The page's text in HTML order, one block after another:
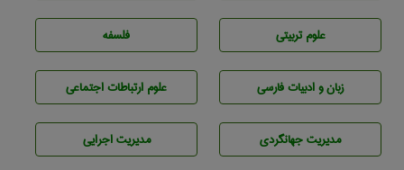
علوم تربيتی فلسفه
زبان و ادبيات فارسی علوم ارتباطات اجتماعی
مديريت جهانگردی مديريت اجرايی